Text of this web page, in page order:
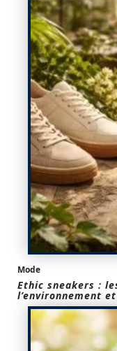
Mode
Ethic sneakers :
l’environnement